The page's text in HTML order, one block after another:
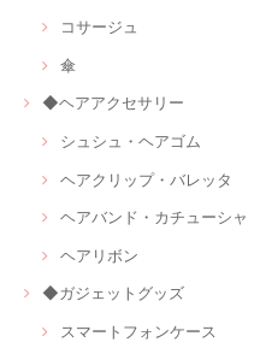
コサージュ
傘
◆ヘアアクセサリー
シュシュ・ヘアゴム
ヘアクリップ・バレッタ
ヘアバンド・カチューシャ
ヘアリボン
◆ガジェットグッズ
スマートフォンケース